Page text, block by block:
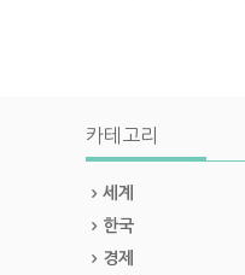
카테고리
세계
한국
경제